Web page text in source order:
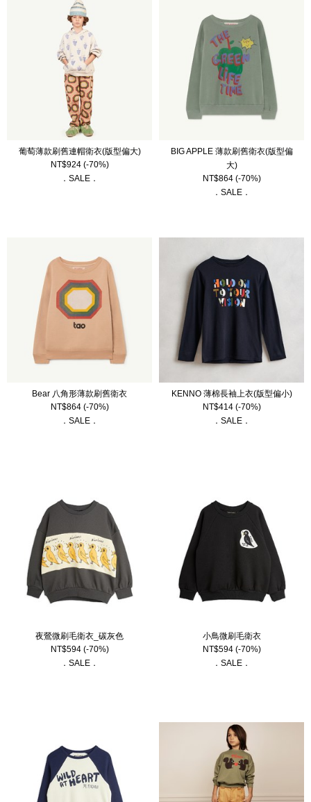
葡萄薄款刷舊連帽衛衣(版型偏大)
NT$924 (-70%)
．SALE．
BIG APPLE 薄款刷舊衛衣(版型偏
大)
NT$864 (-70%)
．SALE．
Bear 八角形薄款刷舊衛衣
NT$864 (-70%)
．SALE．
KENNO 薄棉長袖上衣(版型偏小)
NT$414 (-70%)
．SALE．
夜鶯微刷毛衛衣_碳灰色
NT$594 (-70%)
．SALE．
小鳥微刷毛衛衣
NT$594 (-70%)
．SALE．